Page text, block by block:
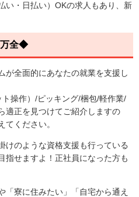
い・日払い）OKの求人もあり、新
万全◆
が全面的にあなたの就業を支援し
操作）/ピッキング/梱包/軽作業/
適正を見つけてご紹介しますの
てください。
けのような資格支援も行っている
指せますよ！正社員になった方も
「寮に住みたい」「自宅から通え